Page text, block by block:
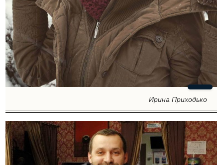
Ирина Приходько